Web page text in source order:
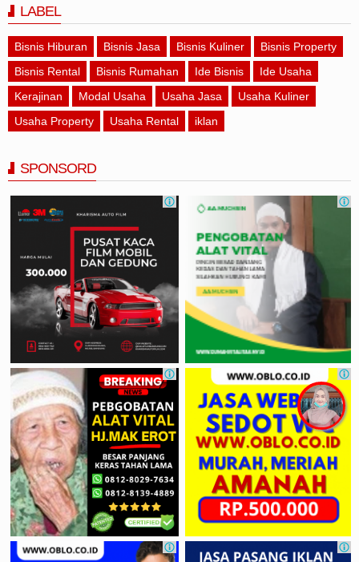
LABEL
Bisnis Hiburan Bisnis Jasa Bisnis Kuliner
Bisnis Property
Bisnis Rental
Bisnis Rumahan Ide Bisnis
Ide Usaha
Kerajinan
Modal Usaha Usaha Jasa
Usaha Kuliner
Usaha Property
Usaha Rental iklan
SPONSORD